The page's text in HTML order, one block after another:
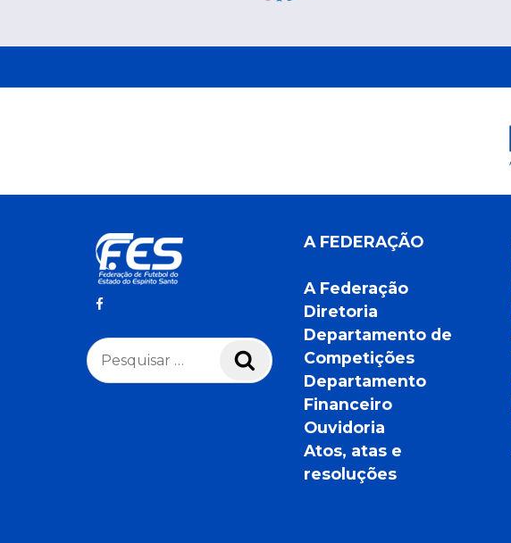
Pesquisar
por:
Pesquisar
A FEDERAÇÃO
A Federação
Diretoria
Departamento de
Competições
Departamento
Financeiro
Ouvidoria
Atos, atas e
resoluções